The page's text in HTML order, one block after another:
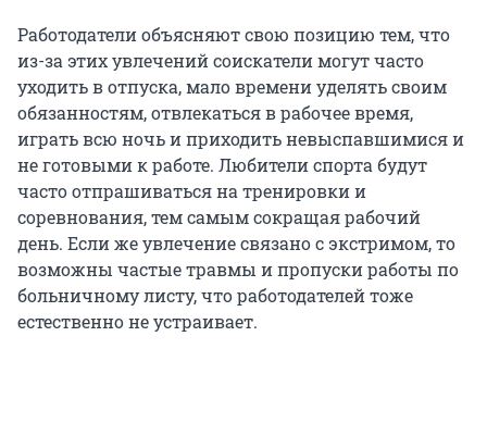
Работодатели объясняют свою позицию тем, что
из-за этих увлечений соискатели могут часто
уходить в отпуска, мало времени уделять своим
обязанностям, отвлекаться в рабочее время,
играть всю ночь и приходить невыспавшимися и
не готовыми к работе. Любители спорта будут
часто отпрашиваться на тренировки и
соревнования, тем самым сокращая рабочий
день. Если же увлечение связано с экстримом, то
возможны частые травмы и пропуски работы по
больничному листу, что работодателей тоже
естественно не устраивает.